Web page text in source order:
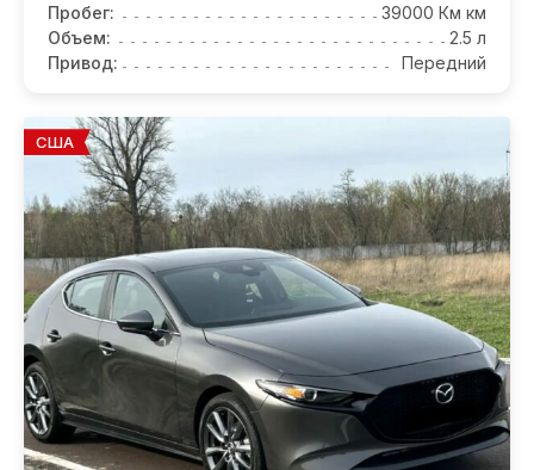
Пробег:
39000 Км км
Объем:
2.5 л
Привод:
Передний
США